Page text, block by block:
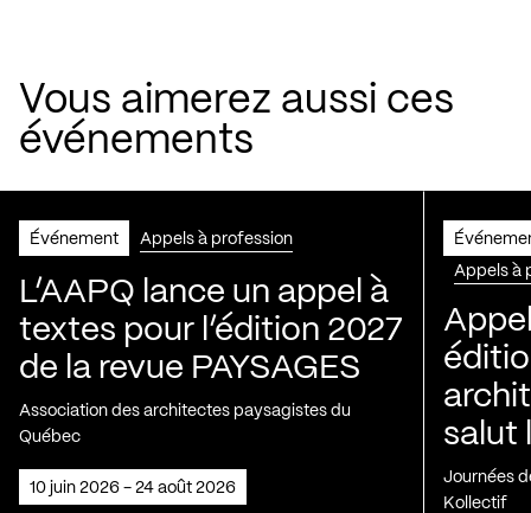
Vous aimerez aussi ces
événements
Événement Appels à profession
L’AAPQ lance un appel à
textes pour l’édition 2027
de la revue PAYSAGES
Association des architectes paysagistes du
Québec
10 juin 2026 - 24 août 2026
Appels à
salut
Journées
Kollectif